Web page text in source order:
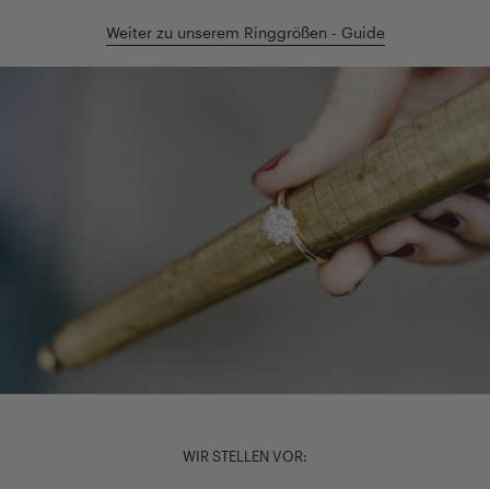
Weiter zu unserem Ringgrößen - Guide
WIR STELLEN VOR: